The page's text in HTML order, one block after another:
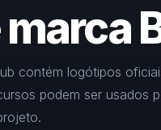
contém logótipos
podem ser usados